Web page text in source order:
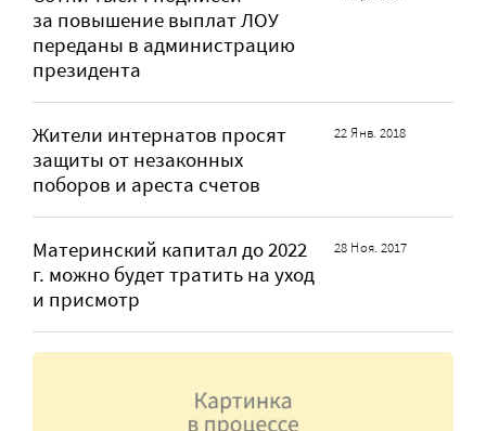
за повышение выплат ЛОУ
переданы в администрацию
президента
Жители интернатов просят
защиты от незаконных
поборов и ареста счетов
22 Янв. 2018
Материнский капитал до 2022
г. можно будет тратить на уход
и присмотр
28 Ноя. 2017